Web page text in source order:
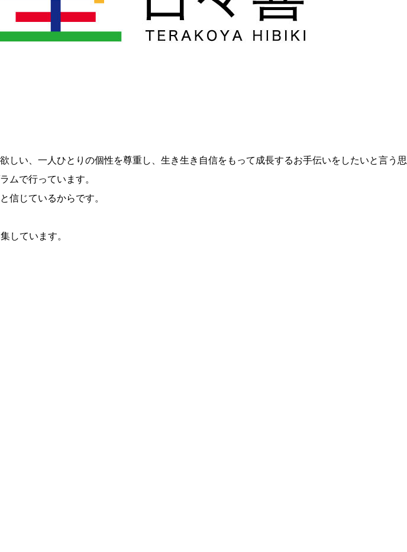
い、一人ひとりの個性を尊重し、生き生き自信をもって成長するお手伝いをしたいと言う思
ムで行っています。
信じているからです。
しています。